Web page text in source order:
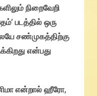
நிறைவேறி
படத்தில் ஒரு
சண்முகத்திற்கு
என்பது
என்றால் ஹீரோ,